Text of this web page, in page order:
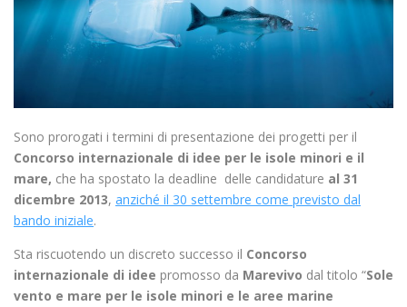
Sono prorogati i termini di presentazione dei progetti per il
Concorso internazionale di idee per le isole minori e il
mare, che ha spostato la deadline delle candidature al 31
dicembre 2013, anziché il 30 settembre come previsto dal
bando iniziale.
Sta riscuotendo un discreto successo il Concorso
internazionale di idee promosso da Marevivo dal titolo “Sole
vento e mare per le isole minori e le aree marine